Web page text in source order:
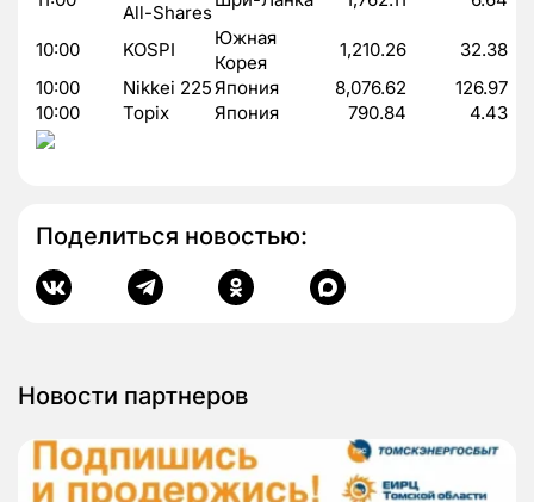
All-Shares
10:00 KOSPI
Южная
Корея
1,210.26
32.38
10:00
Nikkei 225Япония 8,076.62
126.97
10:00
Topix Япония 790.84 4.43
Поделиться новостью:
Новости партнеров